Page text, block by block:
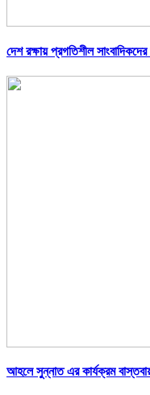
দেশ রক্ষায় প্রগতিশীল
আহলে সুন্নাত এর কার্যক্রম